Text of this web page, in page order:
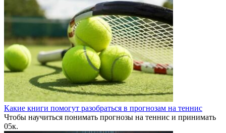
Какие книги помогут разобраться в прогнозам на теннис
Чтобы научиться понимать прогнозы на теннис и принимать
05к.